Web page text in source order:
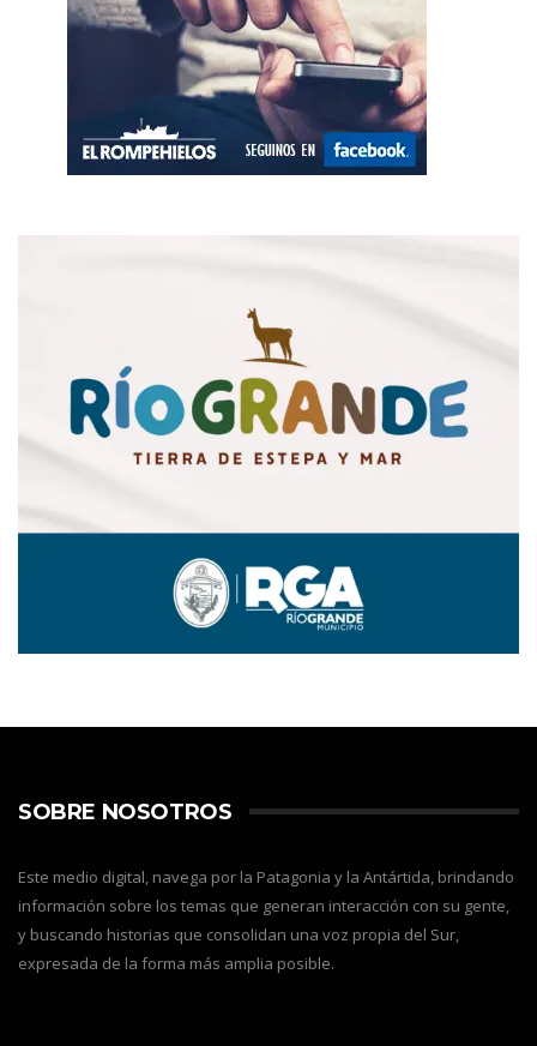
SOBRE NOSOTROS
Este medio digital, navega por la Patagonia y la Antártida, brindando
información sobre los temas que generan interacción con su gente,
y buscando historias que consolidan una voz propia del Sur,
expresada de la forma más amplia posible.